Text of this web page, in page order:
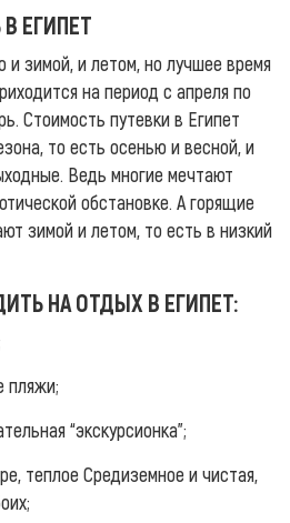
ЕГИПЕТ
зимой, и летом, но лучшее время
на период с апреля по
Стоимость путевки в Египет
то есть осенью и весной, и
Ведь многие мечтают
обстановке. А горящие
зимой и летом, то есть в низкий
НА ОТДЫХ В ЕГИПЕТ:
пляжи;
“экскурсионка”;
теплое Средиземное и чистая,